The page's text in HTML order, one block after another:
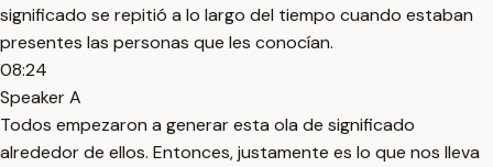
significado se repitió a lo largo del tiempo cuando estaban
presentes las personas que les conocían.
08:24
Speaker A
Todos empezaron a generar esta ola de significado
alrededor de ellos. Entonces, justamente es lo que nos lleva